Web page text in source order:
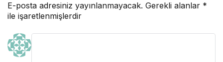
E-posta adresiniz yayınlanmayacak. Gerekli alanlar *
ile işaretlenmişlerdir